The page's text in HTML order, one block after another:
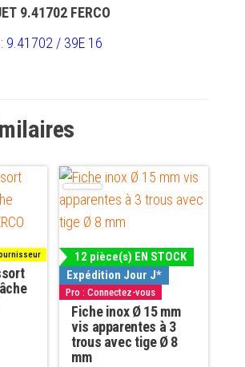
9.41702 FERCO
9.41702 / 39E 16
12 pièce(s) EN STOCK
Expédition Jour J*
Pro : Connectez-vous
Fiche inox Ø 15 mm
vis apparentes à 3
trous avec tige Ø 8
mm